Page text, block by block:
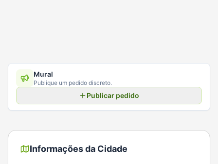
Mural
Publique um pedido discreto.
Publicar pedido
Informações da Cidade